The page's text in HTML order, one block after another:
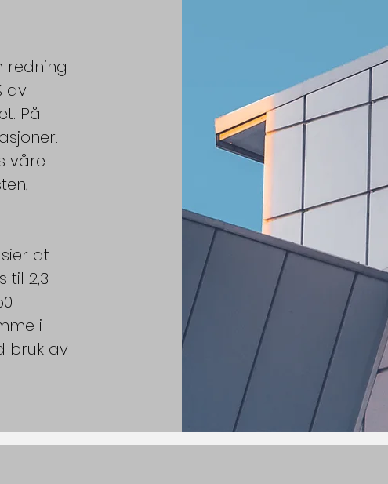
redning
av
På
våre
at
til 2,3
i
bruk av